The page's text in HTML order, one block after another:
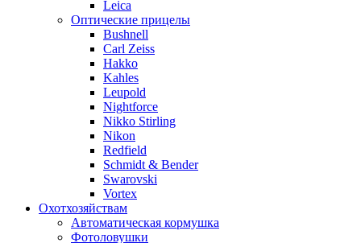
Leica
Оптические прицелы
Bushnell
Carl Zeiss
Hakko
Kahles
Leupold
Nightforce
Nikko Stirling
Nikon
Redfield
Schmidt & Bender
Swarovski
Vortex
Охотхозяйствам
Автоматическая кормушка
Фотоловушки